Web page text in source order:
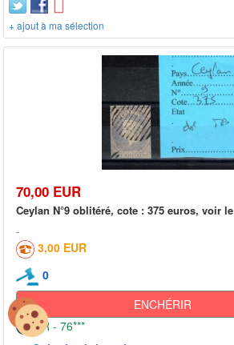
+ ajout à ma sélection
70,00 EUR
Ceylan N°9 oblitéré, cote : 375 euros, voir le
3,00 EUR
0
ENCHÉRIR
FR - 76***